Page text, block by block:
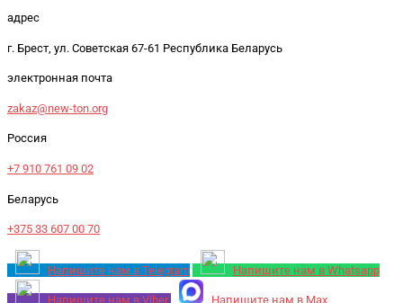
адрес
г. Брест, ул. Советская 67-61 Республика Беларусь
электронная почта
zakaz@new-ton.org
Россия
+7 910 761 09 02
Беларусь
+375 33 607 00 70
Напишите нам в Telegram Напишите нам в Whatsapp
Напишите нам в Viber
Напишите нам в Max